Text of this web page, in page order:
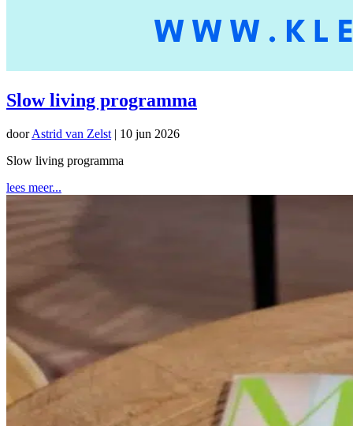
Slow living programma
doorAstrid van Zelst | 10 jun 2026
Slow living programma
lees meer...